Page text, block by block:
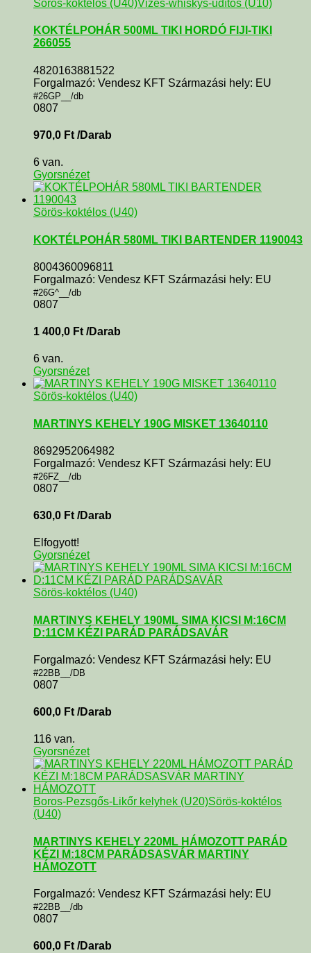
Sörös-koktélos (U40)Vizes-whiskys-üdítős (U10)
KOKTÉLPOHÁR 500ML TIKI HORDÓ FIJI-TIKI
266055
4820163881522
Forgalmazó: Vendesz KFT Származási hely: EU
#26GP__/db
0807
970,0 Ft /Darab
6 van.
Gyorsnézet
Sörös-koktélos (U40)
KOKTÉLPOHÁR 580ML TIKI BARTENDER 1190043
8004360096811
Forgalmazó: Vendesz KFT Származási hely: EU
#26G^__/db
0807
1 400,0 Ft /Darab
6 van.
Gyorsnézet
Sörös-koktélos (U40)
MARTINYS KEHELY 190G MISKET 13640110
8692952064982
Forgalmazó: Vendesz KFT Származási hely: EU
#26FZ__/db
0807
630,0 Ft /Darab
Elfogyott!
Gyorsnézet
Sörös-koktélos (U40)
MARTINYS KEHELY 190ML SIMA KICSI M:16CM
D:11CM KÉZI PARÁD PARÁDSAVÁR
Forgalmazó: Vendesz KFT Származási hely: EU
#22BB__/DB
0807
600,0 Ft /Darab
116 van.
Gyorsnézet
Boros-Pezsgős-Likőr kelyhek (U20)Sörös-koktélos
(U40)
MARTINYS KEHELY 220ML HÁMOZOTT PARÁD
KÉZI M:18CM PARÁDSASVÁR MARTINY
HÁMOZOTT
Forgalmazó: Vendesz KFT Származási hely: EU
#22BB__/db
0807
600,0 Ft /Darab